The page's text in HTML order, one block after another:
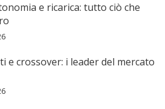
e ricarica: tutto ciò che
e crossover: i leader del mercato